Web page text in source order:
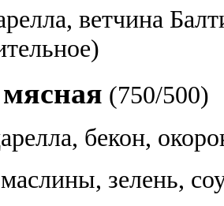
ветчина
(750/500
бекон,
зелень,